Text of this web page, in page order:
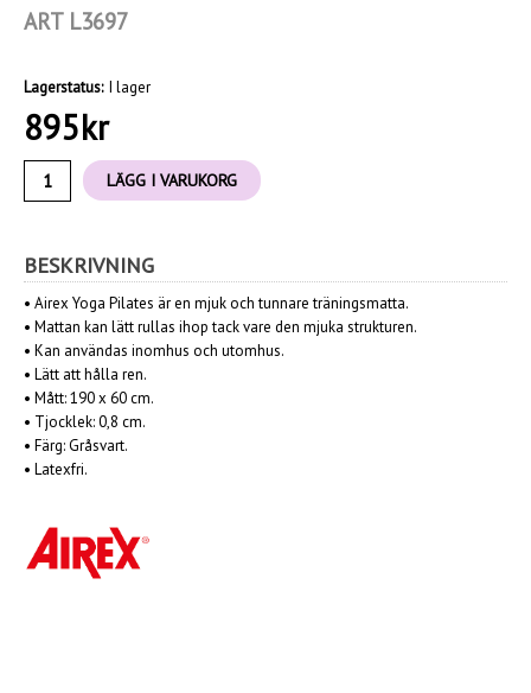
ART L3697
Lagerstatus: I lager
895kr
LÄGG I VARUKORG
BESKRIVNING
• Airex Yoga Pilates är en mjuk och tunnare träningsmatta.
• Mattan kan lätt rullas ihop tack vare den mjuka strukturen.
• Kan användas inomhus och utomhus.
• Lätt att hålla ren.
• Mått: 190 x 60 cm.
• Tjocklek: 0,8 cm.
• Färg: Gråsvart.
• Latexfri.